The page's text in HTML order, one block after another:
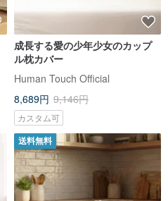
成長する愛の少年少女のカップ
ル枕カバー
Human Touch Official
8,689円 9,146円
カスタム可
送料無料